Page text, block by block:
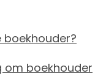
om boekhouder